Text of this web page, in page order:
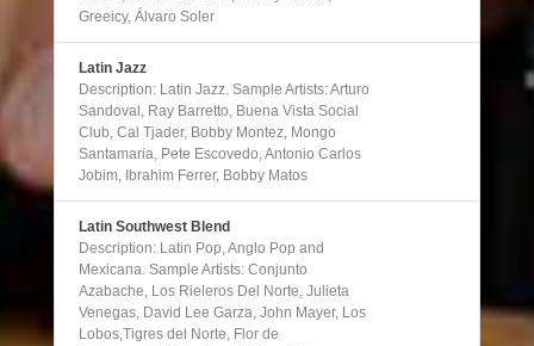
Greeicy, Álvaro Soler
Latin Jazz
Description: Latin Jazz. Sample Artists: Arturo
Sandoval, Ray Barretto, Buena Vista Social
Club, Cal Tjader, Bobby Montez, Mongo
Santamaria, Pete Escovedo, Antonio Carlos
Jobim, Ibrahim Ferrer, Bobby Matos
Latin Southwest Blend
Description: Latin Pop, Anglo Pop and
Mexicana. Sample Artists: Conjunto
Azabache, Los Rieleros Del Norte, Julieta
Venegas, David Lee Garza, John Mayer, Los
Lobos,Tigres del Norte, Flor de